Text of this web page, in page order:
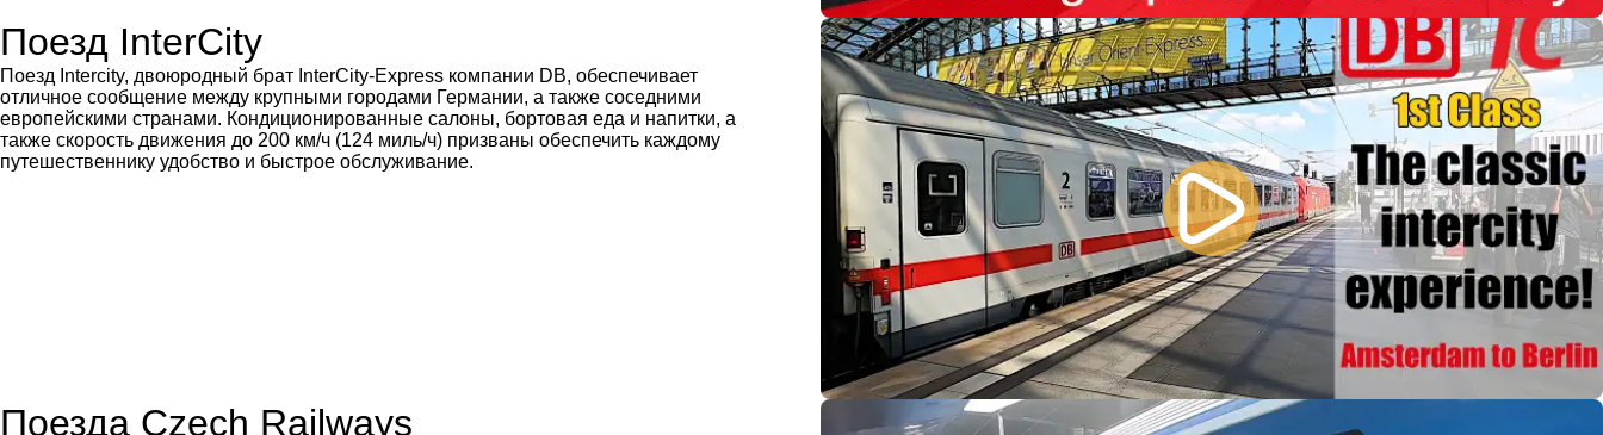
Поезд InterCity
Поезд Intercity, двоюродный брат InterCity-Express компании DB, обеспечивает
отличное сообщение между крупными городами Германии, а также соседними
европейскими странами. Кондиционированные салоны, бортовая еда и напитки, а
также скорость движения до 200 км/ч (124 миль/ч) призваны обеспечить каждому
путешественнику удобство и быстрое обслуживание.
Поезда Czech Railways